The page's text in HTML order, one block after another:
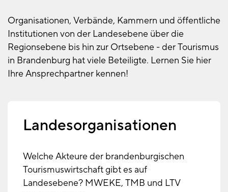
Organisationen, Verbände, Kammern und öffentliche
Institutionen von der Landesebene über die
Regionsebene bis hin zur Ortsebene - der Tourismus
in Brandenburg hat viele Beteiligte. Lernen Sie hier
Ihre Ansprechpartner kennen!
Landesorganisationen
Welche Akteure der brandenburgischen
Tourismuswirtschaft gibt es auf
Landesebene? MWEKE, TMB und LTV